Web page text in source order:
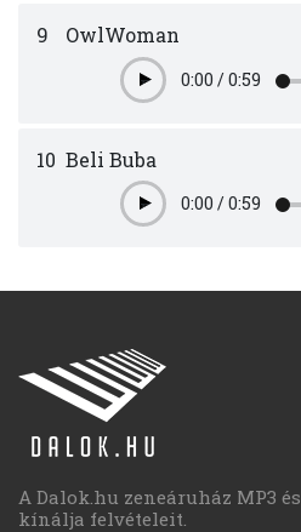
9 OwlWoman
Play0:00 /0:59
10 Beli Buba
Play0:00 /0:59
A Dalok.hu zeneáruház MP3
kínálja felvételeit.